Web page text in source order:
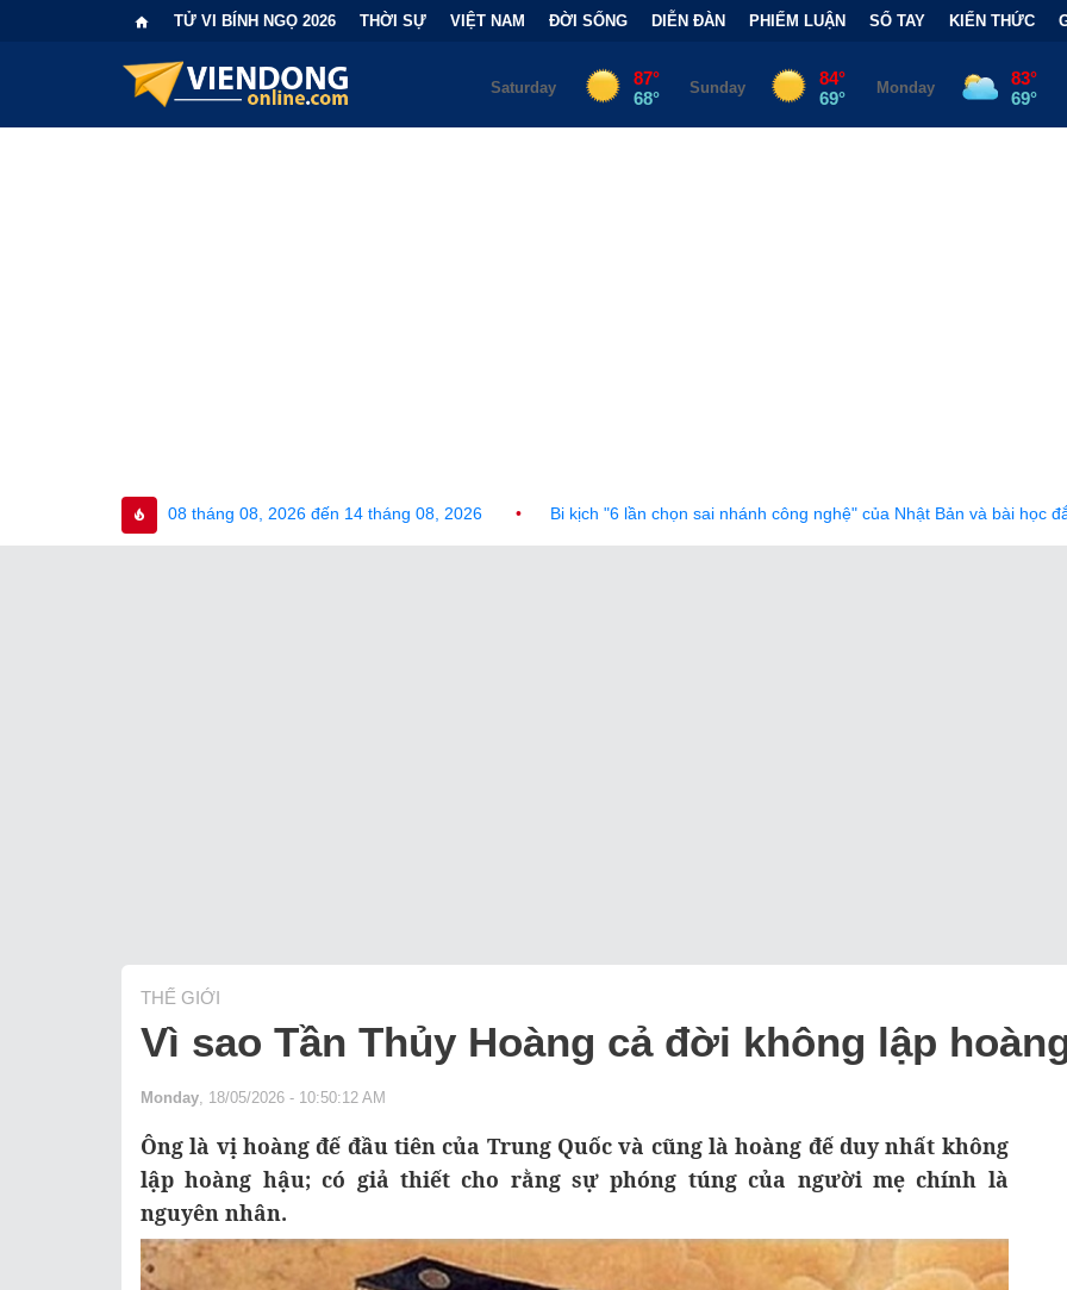
TỬ VI BÍNH NGỌ 2026 THỜI SỰ VIỆT NAM ĐỜI SỐNG DIỄN ĐÀN PHIẾM LUẬN SỔ TAY KIẾN THỨC
tháng 08, 2026 đến 14 tháng 08, 2026 • Bi kịch "6 lần chọn sai nhánh công nghệ" của Nhật Bản và bài học đắt giá • Bẫy
THẾ GIỚI
Vì sao Tần Thủy Hoàng cả đời không lập
Monday , 18/05/2026 - 10:50:12 AM
Ông là vị hoàng đế đầu tiên của Trung Quốc và cũng là hoàng đế duy nhất không
lập hoàng hậu; có giả thiết cho rằng sự phóng túng của người mẹ chính là
nguyên nhân.